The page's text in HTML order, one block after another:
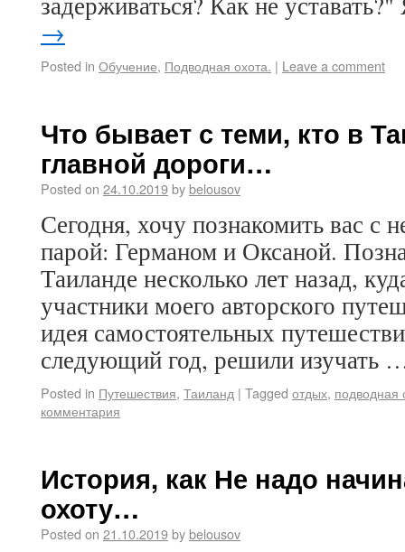
→
Posted in Обучение, Подводная охота. | Leave a comment
Что бывает с теми, кто в
главной дороги…
Posted on 24.10.2019bybelousov
Сегодня, хочу познакомить вас с
парой: Германом и Оксаной.
Таиланде несколько лет назад,
участники моего авторского
идея самостоятельных
следующий год, решили изучать
Posted in Путешествия, Таиланд | Tagged отдых, подводная
комментария
История, как Не надо
охоту…
Posted on 21.10.2019bybelousov